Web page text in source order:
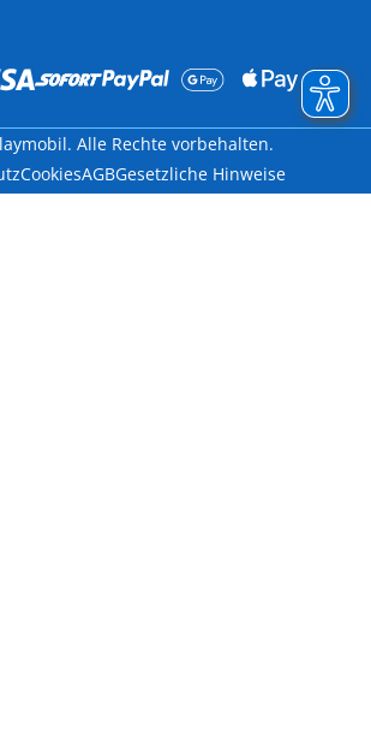
Alle Rechte vorbehalten.
CookiesAGBGesetzliche Hinweise